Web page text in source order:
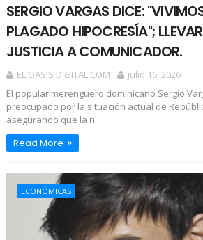
SERGIO VARGAS DICE:
PLAGADO HIPOCRESÍA";
JUSTICIA A COMUNICADOR.
EL OASIS DIGITAL.COM
julio 16, 2026
El popular merenguero dominicano Sergio
preocupado por la situación actual de
asegurando que la n...
Read More
ECONÓMICAS